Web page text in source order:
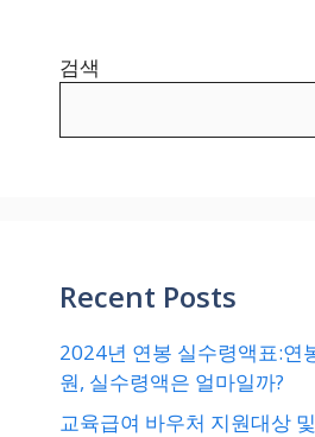
검색
Recent Posts
2024년 연봉 실수령액표:연
원, 실수령액은 얼마일까?
교육급여 바우처 지원대상